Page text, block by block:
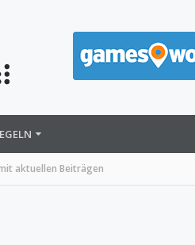
aktuellen Beiträgen